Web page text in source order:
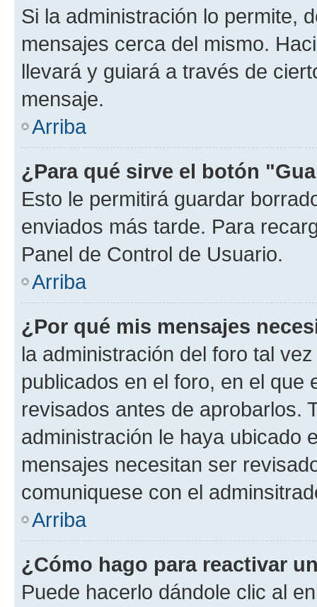
Si la administración lo permite,
mensajes cerca del mismo.
llevará y guiará a través de
mensaje.
Arriba
¿Para qué sirve el botón
Esto le permitirá guardar
enviados más tarde. Para
Panel de Control de Usuario.
Arriba
¿Por qué mis mensajes
la administración del foro tal
publicados en el foro, en el
revisados antes de aprobarlos.
administración le haya ubicado
mensajes necesitan ser
comuniquese con el
Arriba
¿Cómo hago para reactivar
Puede hacerlo dándole clic al